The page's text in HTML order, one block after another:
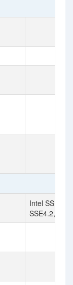
Intel
SSE4.2, Intel